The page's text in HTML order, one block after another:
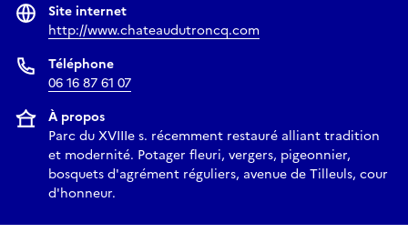
Site internet
http://www.chateaudutroncq.com
Téléphone
06 16 87 61 07
À propos
Parc du XVIIIe s. récemment restauré alliant tradition
et modernité. Potager fleuri, vergers, pigeonnier,
bosquets d'agrément réguliers, avenue de Tilleuls, cour
d'honneur.